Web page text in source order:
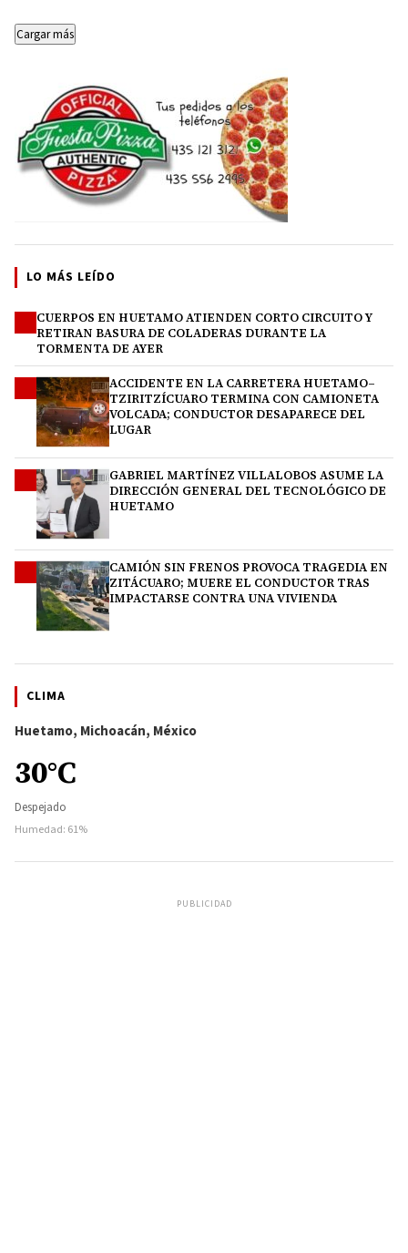
Cargar más
LO MÁS LEÍDO
CUERPOS EN HUETAMO ATIENDEN CORTO CIRCUITO Y
RETIRAN BASURA DE COLADERAS DURANTE LA
TORMENTA DE AYER
ACCIDENTE EN LA CARRETERA HUETAMO–
TZIRITZÍCUARO TERMINA CON CAMIONETA
VOLCADA; CONDUCTOR DESAPARECE DEL
LUGAR
GABRIEL MARTÍNEZ VILLALOBOS ASUME LA
DIRECCIÓN GENERAL DEL TECNOLÓGICO DE
HUETAMO
CAMIÓN SIN FRENOS PROVOCA TRAGEDIA EN
ZITÁCUARO; MUERE EL CONDUCTOR TRAS
IMPACTARSE CONTRA UNA VIVIENDA
CLIMA
Huetamo, Michoacán, México
30°C
Despejado
Humedad: 61%
PUBLICIDAD